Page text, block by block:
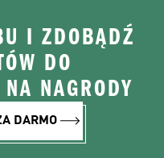
I ZDOBĄDŹ
DO
NAGRODY
DARMO